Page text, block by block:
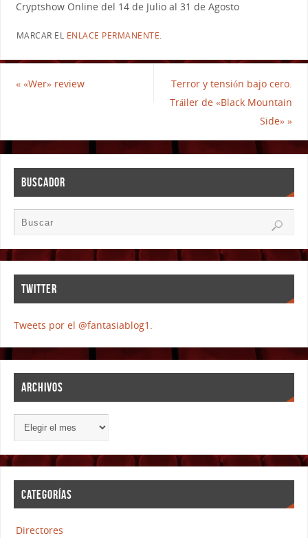
Cryptshow Online del 14 de Julio al 31 de Agosto
MARCAR EL ENLACE PERMANENTE.
««Wer» review
Terror y tensión bajo cero.
Tráiler de «Black Mountain
Side»»
BUSCADOR
TWITTER
Tweets por el @fantasiablog1.
ARCHIVOS
CATEGORÍAS
Directores